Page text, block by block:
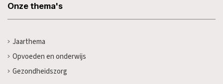
Onze thema's
Jaarthema
Opvoeden en onderwijs
Gezondheidszorg